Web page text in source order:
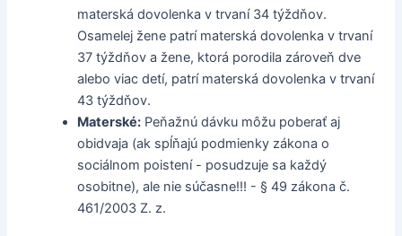
materská dovolenka v trvaní 34 týždňov.
Osamelej žene patrí materská dovolenka v trvaní
37 týždňov a žene, ktorá porodila zároveň dve
alebo viac detí, patrí materská dovolenka v trvaní
43 týždňov.
Materské: Peňažnú dávku môžu poberať aj
obidvaja (ak spĺňajú podmienky zákona o
sociálnom poistení - posudzuje sa každý
osobitne), ale nie súčasne!!! - § 49 zákona č.
461/2003 Z. z.